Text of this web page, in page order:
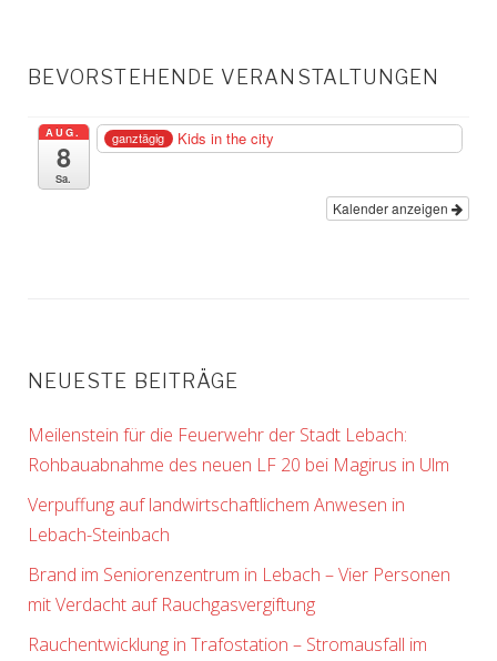
BEVORSTEHENDE VERANSTALTUNGEN
AUG.
8
Sa.
ganztägig Kids in the city
Kalender anzeigen
NEUESTE BEITRÄGE
Meilenstein für die Feuerwehr der Stadt Lebach:
Rohbauabnahme des neuen LF 20 bei Magirus in Ulm
Verpuffung auf landwirtschaftlichem Anwesen in
Lebach-Steinbach
Brand im Seniorenzentrum in Lebach – Vier Personen
mit Verdacht auf Rauchgasvergiftung
Rauchentwicklung in Trafostation – Stromausfall im